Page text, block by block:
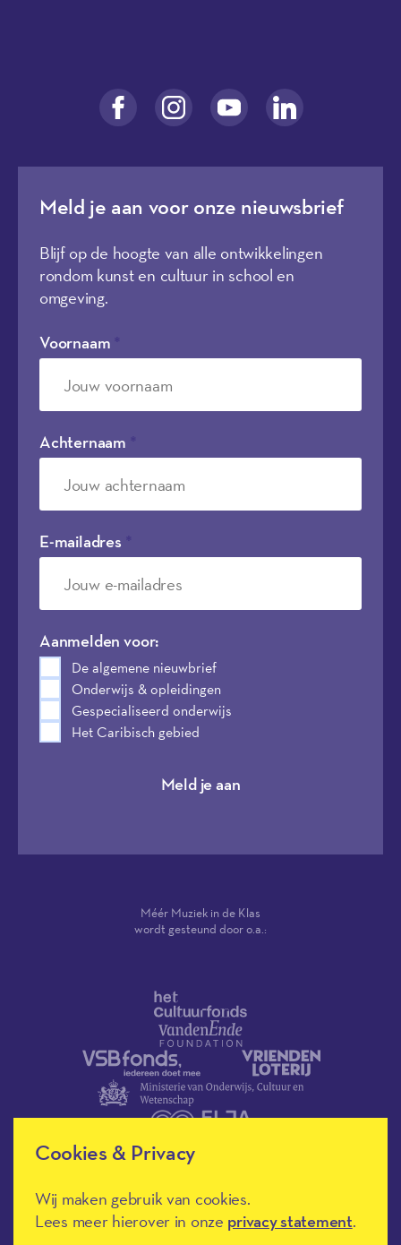
Cookies & Privacy
Wij maken gebruik van cookies.
Lees meer hierover in onze privacy statement.
Meld je aan voor onze nieuwsbrief
Blijf op de hoogte van alle ontwikkelingen
rondom kunst en cultuur in school en
omgeving.
Voornaam
Achternaam
E-mailadres
Aanmelden voor:
De algemene nieuwbrief
Onderwijs & opleidingen
Gespecialiseerd onderwijs
Het Caribisch gebied
Meld je aan
Méér Muziek in de Klas
wordt gesteund door o.a.:
Méér Muziek in de Klas heeft de
culturele ANBI-status en is een